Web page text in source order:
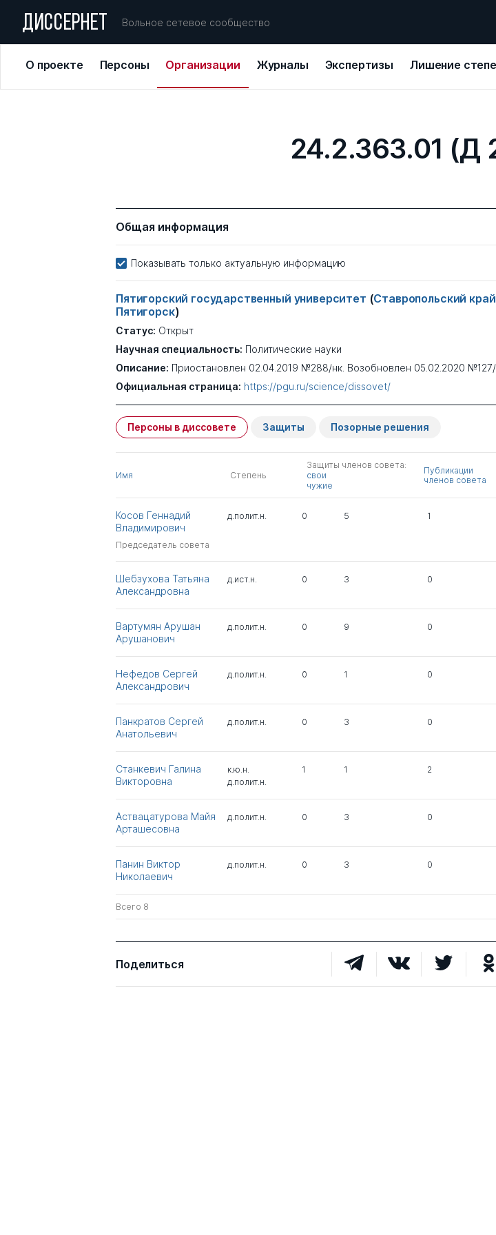
ДИССЕРНЕТ Вольное сетевое сообщество
О проекте Персоны Организации Журналы Экспертизы Лишение
24.2.363.01 (Д
Общая информация
Показывать только актуальную информацию
Пятигорский государственный университет (Ставропольский
Пятигорск)
Статус: Открыт
Научная специальность: Политические науки
Описание: Приостановлен 02.04.2019 №288/нк. Возобновлен 05.02.2020
Официальная страница: https://pgu.ru/science/dissovet/
Персоны в диссовете Защиты Позорные решения
Имя Степень
Защиты членов совета:
свои
чужие
Публикации
членов совета
Косов Геннадий
Владимирович
Председатель совета
д.полит.н. 0 5 1
Шебзухова Татьяна
Александровна
д.ист.н. 0 3 0
Вартумян Арушан
Арушанович
д.полит.н. 0 9 0
Нефедов Сергей
Александрович
д.полит.н. 0 1 0
Панкратов Сергей
Анатольевич
д.полит.н. 0 3 0
Станкевич Галина
Викторовна
к.ю.н.
д.полит.н.
1 1 2
Аствацатурова Майя
Арташесовна
д.полит.н. 0 3 0
Панин Виктор
Николаевич
д.полит.н. 0 3 0
Всего 8
Поделиться